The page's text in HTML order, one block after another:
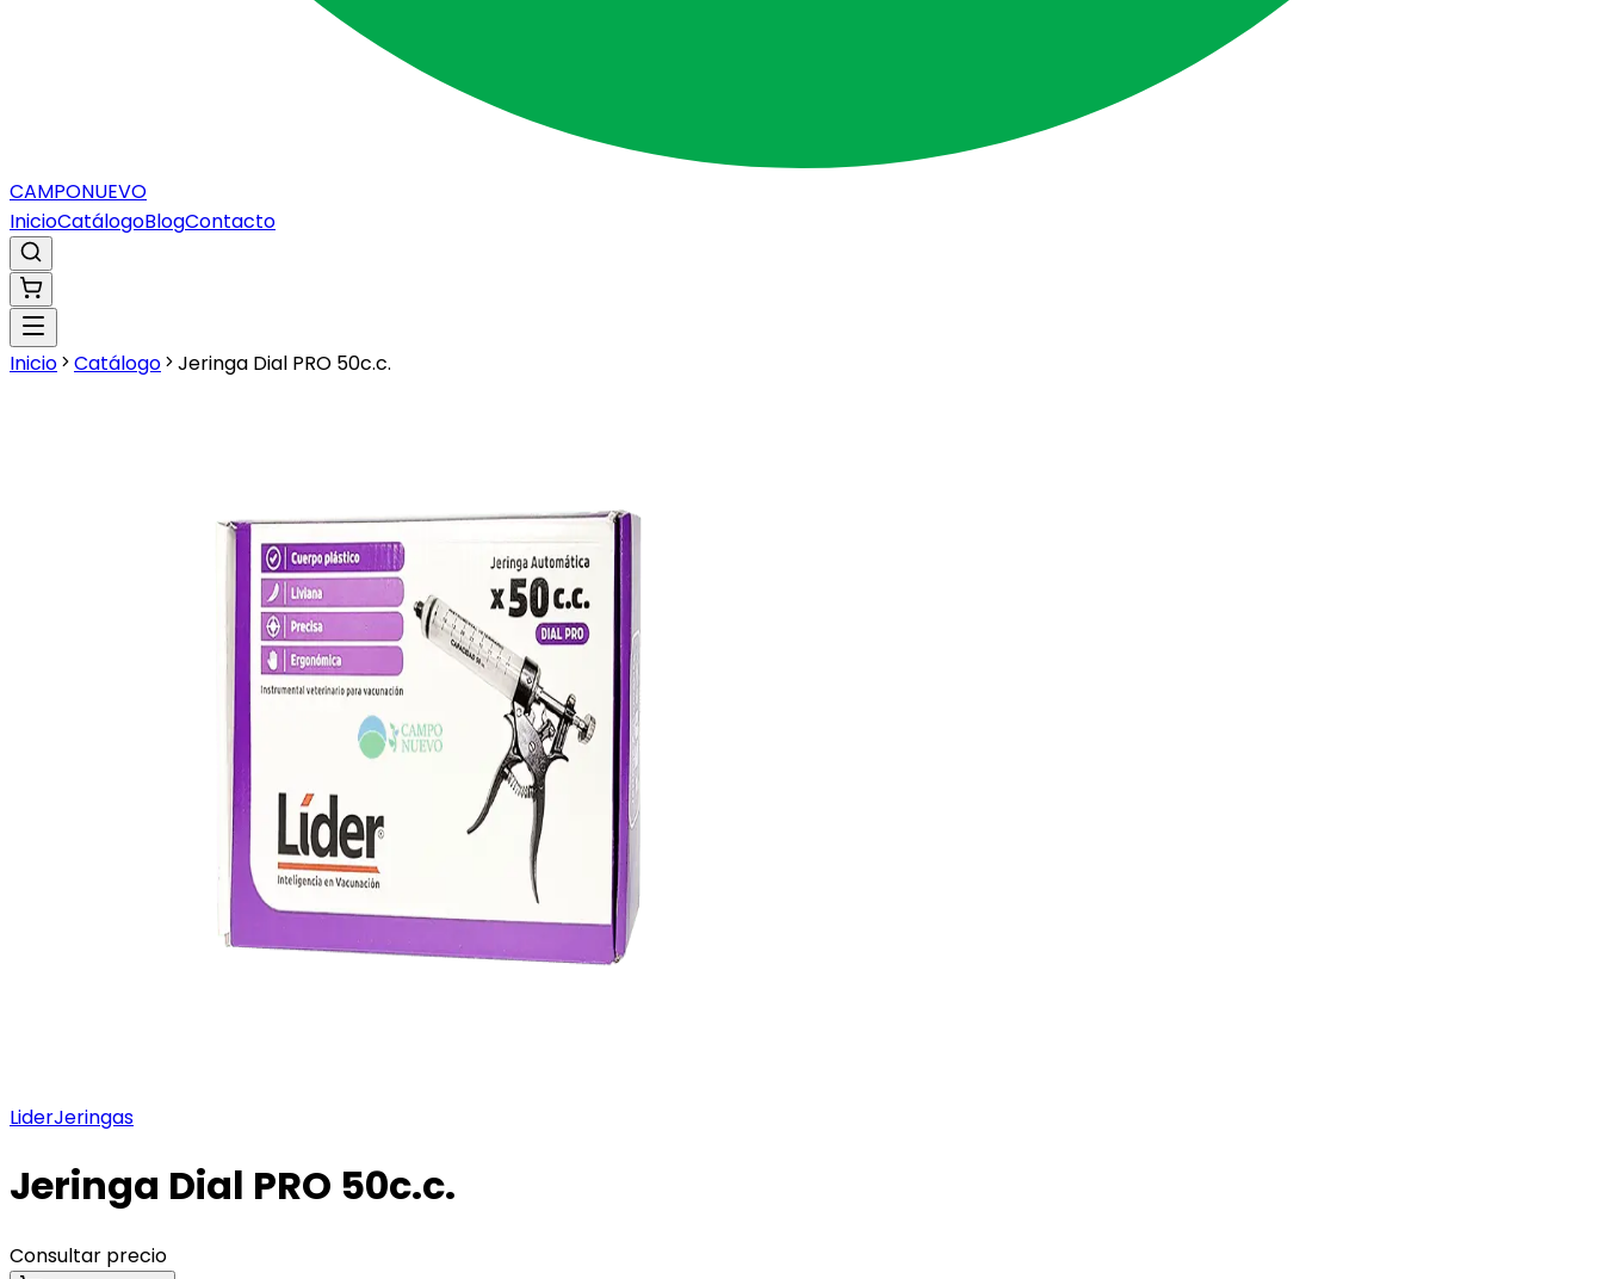
CAMPONUEVO
InicioCatálogoBlogContacto
Inicio Catálogo Jeringa Dial PRO 50c.c.
LiderJeringas
Jeringa Dial PRO 50c.c.
Consultar precio